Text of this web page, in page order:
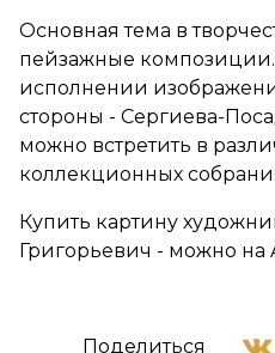
Основная тема в
пейзажные композиции.
исполнении
стороны - Сергиева-
можно встретить в
коллекционных
Купить картину
Григорьевич - можно на
Поделиться